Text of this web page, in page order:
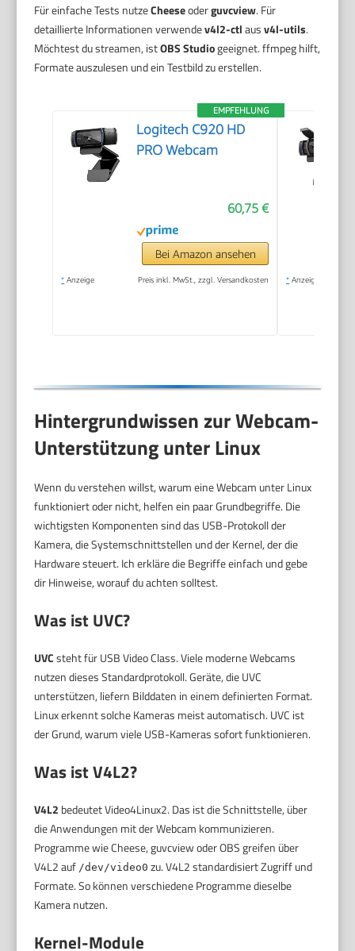
Für einfache Tests nutzeCheeseoderguvcview. Für
detaillierte Informationen verwendev4l2-ctlausv4l-utils.
Möchtest du streamen, istOBS Studiogeeignet. ffmpeg hilft,
Formate auszulesen und ein Testbild zu erstellen.
EMPFEHLUNG
Logitech C920 HD
PRO Webcam
60,75 €
Bei Amazon ansehen
* Anzeige Preis inkl. MwSt., zzgl. Versandkosten * Anzeige
Hintergrundwissen zur Webcam-
Unterstützung unter Linux
Wenn du verstehen willst, warum eine Webcam unter Linux
funktioniert oder nicht, helfen ein paar Grundbegriffe. Die
wichtigsten Komponenten sind das USB-Protokoll der
Kamera, die Systemschnittstellen und der Kernel, der die
Hardware steuert. Ich erkläre die Begriffe einfach und gebe
dir Hinweise, worauf du achten solltest.
Was ist UVC?
UVCsteht für USB Video Class. Viele moderne Webcams
nutzen dieses Standardprotokoll. Geräte, die UVC
unterstützen, liefern Bilddaten in einem definierten Format.
Linux erkennt solche Kameras meist automatisch. UVC ist
der Grund, warum viele USB-Kameras sofort funktionieren.
Was ist V4L2?
V4L2 bedeutet Video4Linux2. Das ist die Schnittstelle, über
die Anwendungen mit der Webcam kommunizieren.
Programme wie Cheese, guvcview oder OBS greifen über
V4L2 auf /dev/video0 zu. V4L2 standardisiert Zugriff und
Formate. So können verschiedene Programme dieselbe
Kamera nutzen.
Kernel-Module